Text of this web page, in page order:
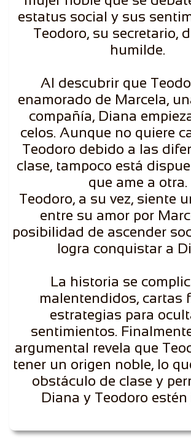
estatus social y sus
Teodoro, su secretario,
humilde.
Al descubrir que
enamorado de Marcela,
compañía, Diana
celos. Aunque no quiere
Teodoro debido a las
clase, tampoco está
que ame a otra.
Teodoro, a su vez, siente
entre su amor por
posibilidad de ascender
logra conquistar a
La historia se
malentendidos, cartas
estrategias para
sentimientos.
argumental revela que
tener un origen noble, lo
obstáculo de clase y
Diana y Teodoro